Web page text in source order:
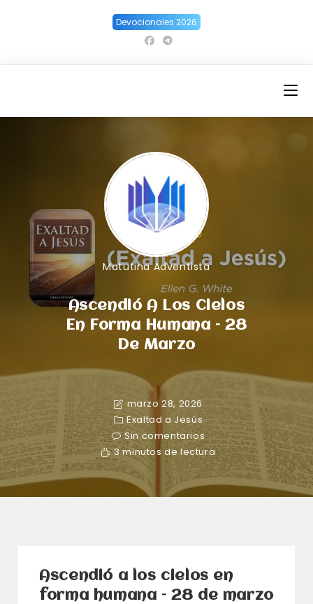
Devocionales 2026
Matutina Adventista
Ascendió A Los Cielos
En Forma Humana – 28
De Marzo
marzo 28, 2026
Exaltad a Jesús
Sin comentarios
3 minutos de lectura
Ascendió a los cielos en
forma humana – 28 de marzo